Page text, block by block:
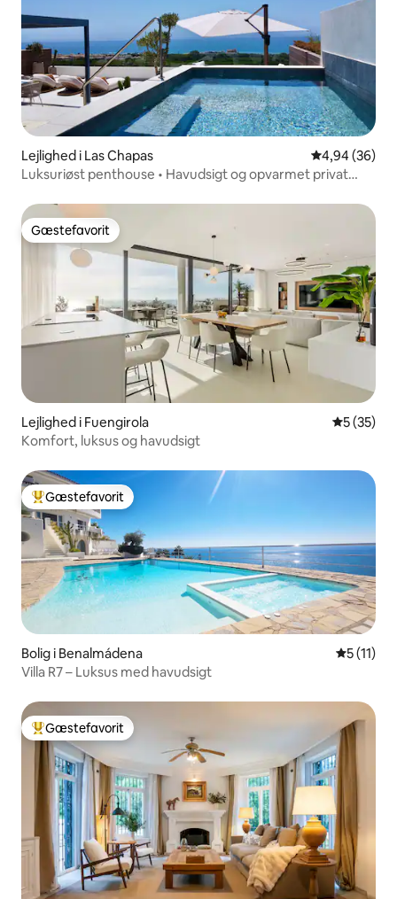
Lejlighed i Las Chapas 4,94 ud af 5 i
4,94 (36)
Luksuriøst penthouse • Havudsigt og opvarmet privat
Gæstefavorit
Gæstefavorit
Lejlighed i Fuengirola 5 ud af 5 i
5 (35)
Komfort, luksus og havudsigt
Bedste gæstefavorit
Gæstefavorit
Bolig i Benalmádena 5 ud af 5
5 (11)
Villa R7 – Luksus med havudsigt
Bedste gæstefavorit
Gæstefavorit